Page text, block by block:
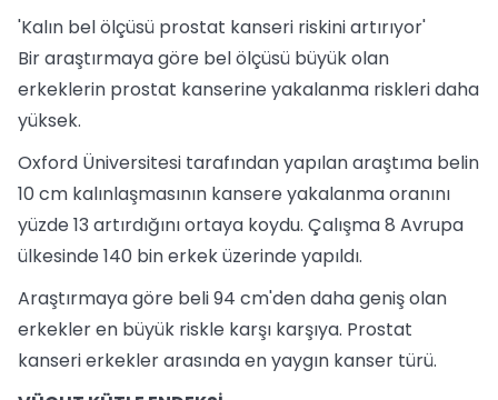
'Kalın bel ölçüsü prostat kanseri riskini artırıyor'
Bir araştırmaya göre bel ölçüsü büyük olan
erkeklerin prostat kanserine yakalanma riskleri daha
yüksek.
Oxford Üniversitesi tarafından yapılan araştıma belin
10 cm kalınlaşmasının kansere yakalanma oranını
yüzde 13 artırdığını ortaya koydu. Çalışma 8 Avrupa
ülkesinde 140 bin erkek üzerinde yapıldı.
Araştırmaya göre beli 94 cm'den daha geniş olan
erkekler en büyük riskle karşı karşıya. Prostat
kanseri erkekler arasında en yaygın kanser türü.